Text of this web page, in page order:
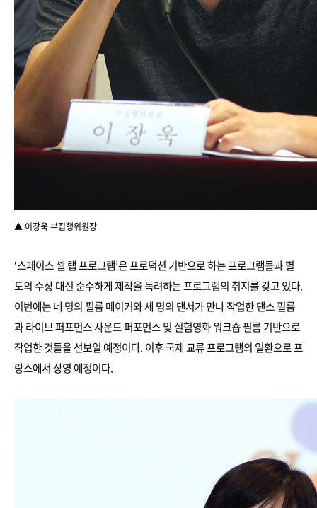
▲ 이장욱 부집행위원장
‘스페이스 셀 랩 프로그램’은 프로덕션 기반으로 하는 프로그램들과 별
도의 수상 대신 순수하게 제작을 독려하는 프로그램의 취지를 갖고 있다.
이번에는 네 명의 필름 메이커와 세 명의 댄서가 만나 작업한 댄스 필름
과 라이브 퍼포먼스 사운드 퍼포먼스 및 실험영화 워크숍 필름 기반으로
작업한 것들을 선보일 예정이다. 이후 국제 교류 프로그램의 일환으로 프
랑스에서 상영 예정이다.